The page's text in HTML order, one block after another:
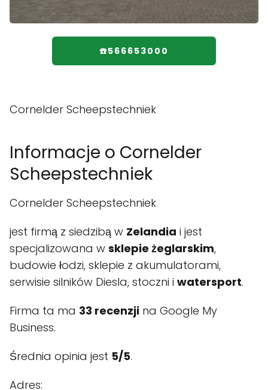
☎️566653000
Cornelder Scheepstechniek
Informacje o Cornelder
Scheepstechniek
Cornelder Scheepstechniek
jest firmą z siedzibą w Zelandia i jest
specjalizowana w sklepie żeglarskim,
budowie łodzi, sklepie z akumulatorami,
serwisie silników Diesla, stoczni i watersport.
Firma ta ma 33 recenzji na Google My
Business.
Średnia opinia jest 5/5.
Adres: